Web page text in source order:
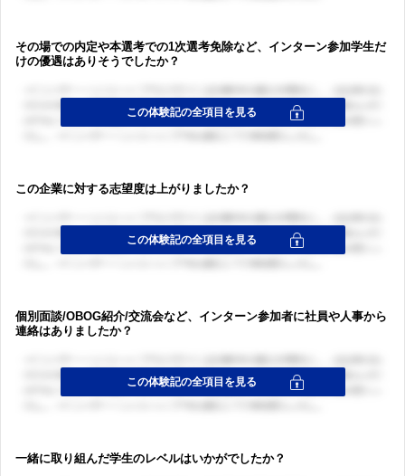
その場での内定や本選考での1次選考免除など、インターン参加学生だ
けの優遇はありそうでしたか？
この企業に対する志望度は上がりましたか？
個別面談/OBOG紹介/交流会など、インターン参加者に社員や人事から
連絡はありましたか？
一緒に取り組んだ学生のレベルはいかがでしたか？